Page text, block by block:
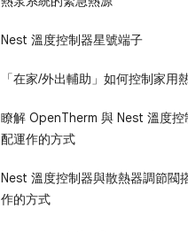
Nest 溫度控制器星號端子
「在家/外出輔助」如何控制家用
瞭解 OpenTherm 與 Nest 溫度控
配運作的方式
Nest 溫度控制器與散熱器調節閥
作的方式